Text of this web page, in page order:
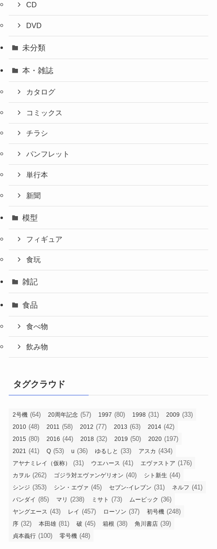
CD
DVD
未分類
本・雑誌
カタログ
コミックス
チラシ
パンフレット
単行本
新聞
模型
フィギュア
食玩
雑記
食品
食べ物
飲み物
タグクラウド
2号機 (64) 20周年記念 (57) 1997 (80) 1998 (31) 2009 (33)
2010 (48) 2011 (58) 2012 (77) 2013 (63) 2014 (42)
2015 (80) 2016 (44) 2018 (32) 2019 (50) 2020 (197)
2021 (41) Q (53) u (36) ゆるしと (33) アスカ (434)
アヤナミレイ（仮称） (31) ウエハース (41) エヴァストア (176)
カヲル (262) ゴジラ対エヴァンゲリオン (40) シト新生 (44)
シンジ (353) シン・エヴァ (45) セブン-イレブン (31) ネルフ (41)
バンダイ (85) マリ (238) ミサト (73) ムービック (36)
ヤングエース (43) レイ (457) ローソン (37) 初号機 (248)
序 (32) 本田雄 (81) 破 (45) 箱根 (38) 角川書店 (39)
貞本義行 (100) 零号機 (48)